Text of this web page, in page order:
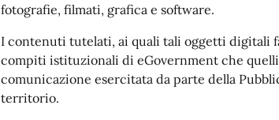
fotografie, filmati, grafica e software.
I contenuti tutelati, ai quali tali oggetti digitali
compiti istituzionali di eGovernment che
comunicazione esercitata da parte della
territorio.